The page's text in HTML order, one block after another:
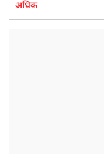
अधिक